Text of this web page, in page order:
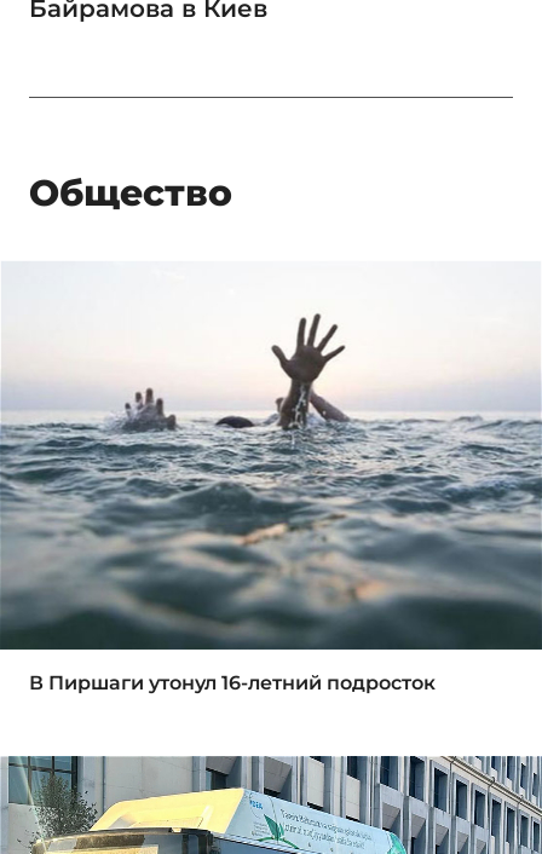
Байрамова в Киев
Общество
В Пиршаги утонул 16-летний подросток